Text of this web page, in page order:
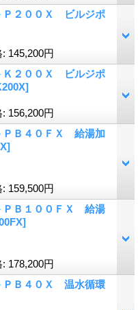
２００Ｘ ビルジポ
: 145,200円
２００Ｘ ビルジポ
: 156,200円
Ｂ４０ＦＸ 給湯加
: 159,500円
Ｂ１００ＦＸ 給湯
: 178,200円
Ｂ４０Ｘ 温水循環